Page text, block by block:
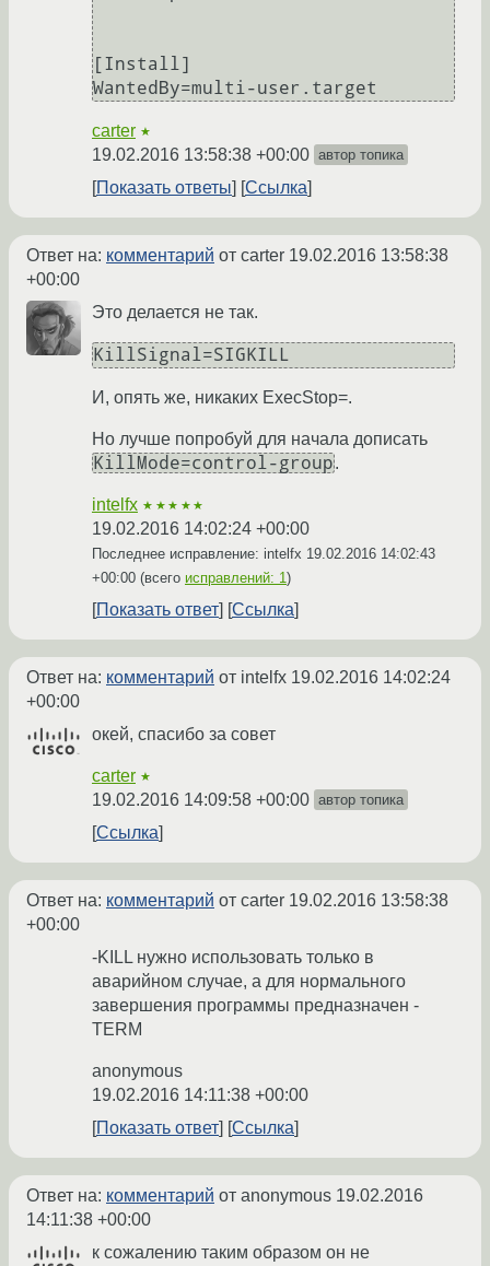
[Install]
carter ★
19.02.2016 13:58:38 +00:00 автор топика
Показать ответы Ссылка
Ответ на: комментарий от carter 19.02.2016 13:58:38
+00:00
Это делается не так.
И, опять же, никаких ExecStop=.
Но лучше попробуй для начала дописать
KillMode=control-group.
intelfx ★★★★★
19.02.2016 14:02:24 +00:00
Последнее исправление: intelfx 19.02.2016 14:02:43
+00:00 (всего исправлений: 1)
Показать ответ Ссылка
Ответ на: комментарий от intelfx 19.02.2016 14:02:24
+00:00
окей, спасибо за совет
carter ★
19.02.2016 14:09:58 +00:00 автор топика
Ссылка
Ответ на: комментарий от carter 19.02.2016 13:58:38
+00:00
-KILL нужно использовать только в
аварийном случае, а для нормального
завершения программы предназначен -
TERM
anonymous
19.02.2016 14:11:38 +00:00
Показать ответ
Ссылка
Ответ на: комментарий от anonymous 19.02.2016
14:11:38 +00:00
к сожалению таким образом он не